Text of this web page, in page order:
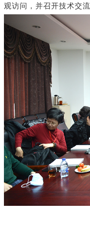
观访问，并召开技术交流